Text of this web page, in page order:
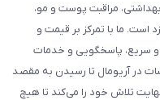
مراقبت پوست و مو،
است. ما با تمرکز بر قیمت و
و سریع، پاسخگویی و خدمات
در آریومال تا رسیدن به مقصد
تلاش خود را می‌کند تا هیچ